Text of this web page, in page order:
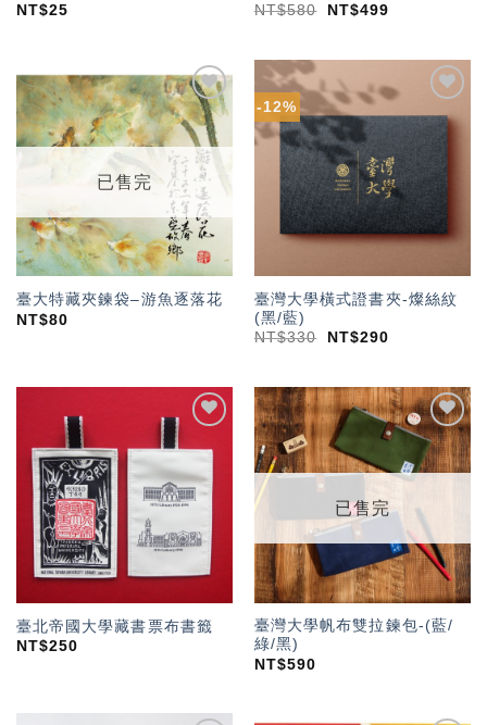
NT$25
NT$580 NT$499
加入
「願
望輕
單」
已售完
臺大特藏夾鍊袋–游魚逐落花
NT$80
-12%
加入
臺灣大學橫式證書夾-燦絲紋
(黑/藍)
NT$330 NT$290
「願
望輕
單」
臺北帝國大學藏書票布書籤
NT$250
加入
「願
望輕
已售完
臺灣大學帆布雙拉鍊包-(藍/
綠/黑)
NT$590